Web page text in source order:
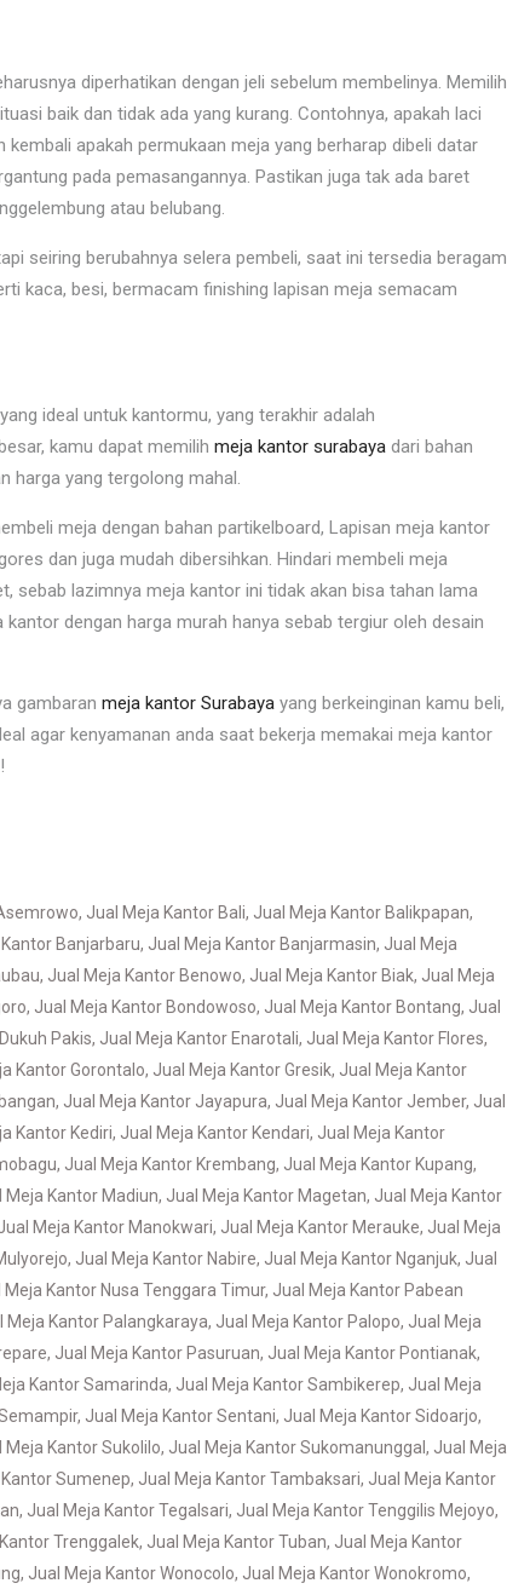
diperhatikan dengan jeli sebelum membelinya. Memilih
baik dan tidak ada yang kurang. Contohnya, apakah laci
apakah permukaan meja yang berharap dibeli datar
pada pemasangannya. Pastikan juga tak ada baret
atau belubang.
seiring berubahnya selera pembeli, saat ini tersedia beragam
kaca, besi, bermacam finishing lapisan meja semacam
ideal untuk kantormu, yang terakhir adalah
kamu dapat memilih meja kantor surabaya dari bahan
harga yang tergolong mahal.
meja dengan bahan partikelboard, Lapisan meja kantor
dan juga mudah dibersihkan. Hindari membeli meja
sebab lazimnya meja kantor ini tidak akan bisa tahan lama
dengan harga murah hanya sebab tergiur oleh desain
gambaran meja kantor Surabaya yang berkeinginan kamu beli,
agar kenyamanan anda saat bekerja memakai meja kantor
, Jual Meja Kantor Bali, Jual Meja Kantor Balikpapan,
Banjarbaru, Jual Meja Kantor Banjarmasin, Jual Meja
, Jual Meja Kantor Benowo, Jual Meja Kantor Biak, Jual Meja
, Jual Meja Kantor Bondowoso, Jual Meja Kantor Bontang, Jual
Pakis, Jual Meja Kantor Enarotali, Jual Meja Kantor Flores,
Kantor Gorontalo, Jual Meja Kantor Gresik, Jual Meja Kantor
, Jual Meja Kantor Jayapura, Jual Meja Kantor Jember, Jual
Kantor Kediri, Jual Meja Kantor Kendari, Jual Meja Kantor
, Jual Meja Kantor Krembang, Jual Meja Kantor Kupang,
Meja Kantor Madiun, Jual Meja Kantor Magetan, Jual Meja Kantor
Meja Kantor Manokwari, Jual Meja Kantor Merauke, Jual Meja
, Jual Meja Kantor Nabire, Jual Meja Kantor Nganjuk, Jual
Meja Kantor Nusa Tenggara Timur, Jual Meja Kantor Pabean
Meja Kantor Palangkaraya, Jual Meja Kantor Palopo, Jual Meja
, Jual Meja Kantor Pasuruan, Jual Meja Kantor Pontianak,
Kantor Samarinda, Jual Meja Kantor Sambikerep, Jual Meja
, Jual Meja Kantor Sentani, Jual Meja Kantor Sidoarjo,
Meja Kantor Sukolilo, Jual Meja Kantor Sukomanunggal , Jual Meja
Sumenep, Jual Meja Kantor Tambaksari, Jual Meja Kantor
, Jual Meja Kantor Tegalsari, Jual Meja Kantor Tenggilis Mejoyo,
Trenggalek, Jual Meja Kantor Tuban, Jual Meja Kantor
, Jual Meja Kantor Wonocolo, Jual Meja Kantor Wonokromo,